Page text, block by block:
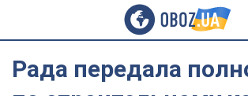
Рада передала